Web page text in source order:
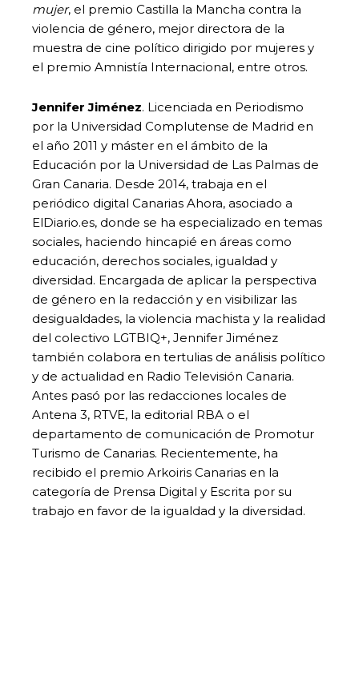
mujer, el premio Castilla la Mancha contra la
violencia de género, mejor directora de la
muestra de cine político dirigido por mujeres y
el premio Amnistía Internacional, entre otros.
Jennifer Jiménez. Licenciada en Periodismo
por la Universidad Complutense de Madrid en
el año 2011 y máster en el ámbito de la
Educación por la Universidad de Las Palmas de
Gran Canaria. Desde 2014, trabaja en el
periódico digital Canarias Ahora, asociado a
ElDiario.es, donde se ha especializado en temas
sociales, haciendo hincapié en áreas como
educación, derechos sociales, igualdad y
diversidad. Encargada de aplicar la perspectiva
de género en la redacción y en visibilizar las
desigualdades, la violencia machista y la realidad
del colectivo LGTBIQ+, Jennifer Jiménez
también colabora en tertulias de análisis político
y de actualidad en Radio Televisión Canaria.
Antes pasó por las redacciones locales de
Antena 3, RTVE, la editorial RBA o el
departamento de comunicación de Promotur
Turismo de Canarias. Recientemente, ha
recibido el premio Arkoiris Canarias en la
categoría de Prensa Digital y Escrita por su
trabajo en favor de la igualdad y la diversidad.